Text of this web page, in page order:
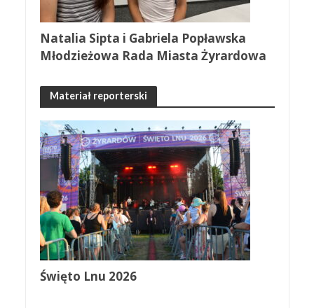
Natalia Sipta i Gabriela Popławska
Młodzieżowa Rada Miasta Żyrardowa
Materiał reporterski
Święto Lnu 2026